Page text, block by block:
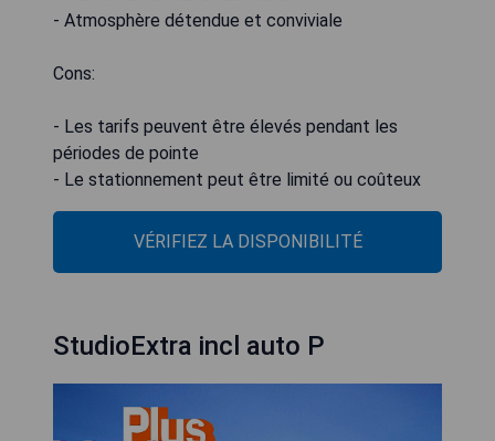
- Atmosphère détendue et conviviale
Cons:
- Les tarifs peuvent être élevés pendant les
périodes de pointe
- Le stationnement peut être limité ou coûteux
VÉRIFIEZ LA DISPONIBILITÉ
StudioExtra incl auto P